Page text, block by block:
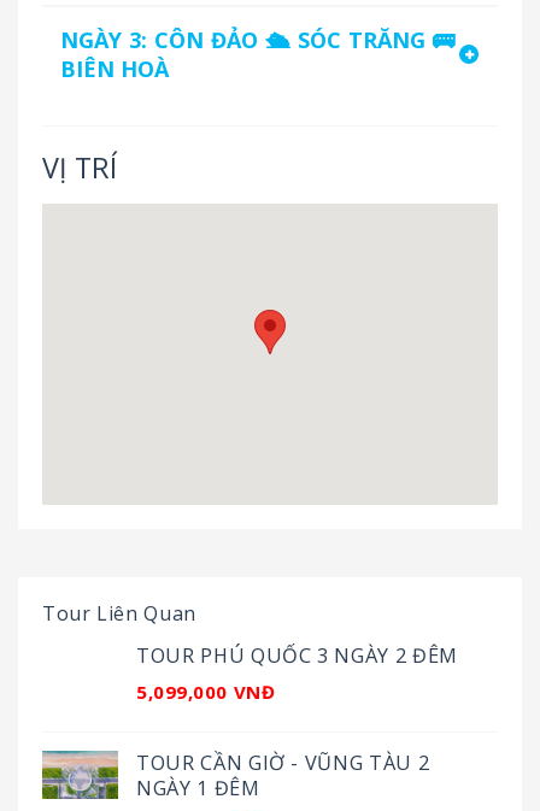
NGÀY 3: CÔN ĐẢO 🛳 SÓC TRĂNG 🚌
BIÊN HOÀ
VỊ TRÍ
Tour Liên Quan
TOUR PHÚ QUỐC 3 NGÀY 2 ĐÊM
5,099,000 VNĐ
TOUR CẦN GIỜ - VŨNG TÀU 2
NGÀY 1 ĐÊM